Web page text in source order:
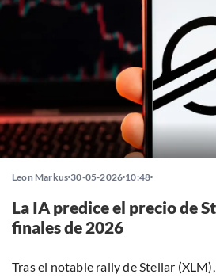
Leon Markus 30-05-2026 10:48
La IA predice el precio de
finales de 2026
Tras el notable rally de Stellar